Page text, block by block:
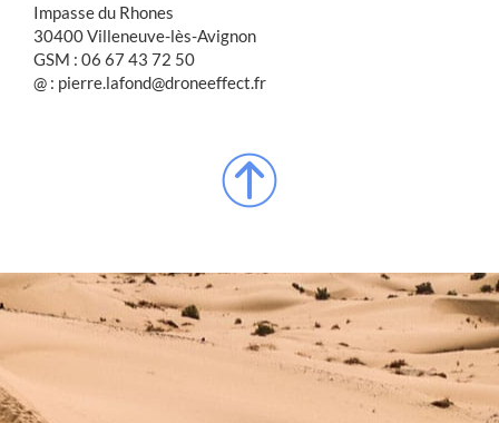
Impasse du Rhones
30400 Villeneuve-lès-Avignon
GSM : 06 67 43 72 50
@ : pierre.lafond@droneeffect.fr